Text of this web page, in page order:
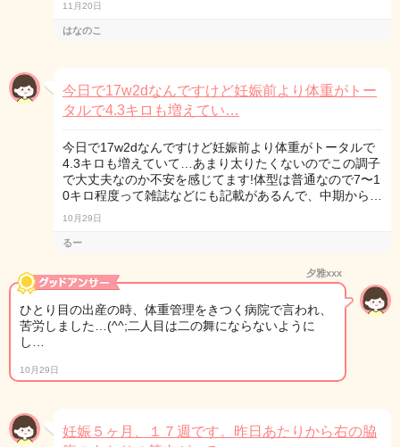
11月20日
はなのこ
今日で17w2dなんですけど妊娠前より体重がトー
タルで4.3キロも増えてい…
今日で17w2dなんですけど妊娠前より体重がトータルで
4.3キロも増えていて…あまり太りたくないのでこの調子
で大丈夫なのか不安を感じてます!体型は普通なので7〜1
0キロ程度って雑誌などにも記載があるんで、中期から…
10月29日
るー
夕雅xxx
ひとり目の出産の時、体重管理をきつく病院で言われ、
苦労しました…(^^;二人目は二の舞にならないように
し…
10月29日
妊娠５ヶ月、１７週です。昨日あたりから右の脇